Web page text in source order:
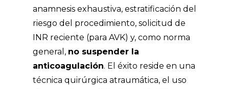
anamnesis exhaustiva, estratificación del
riesgo del procedimiento, solicitud de
INR reciente (para AVK) y, como norma
general, no suspender la
anticoagulación. El éxito reside en una
técnica quirúrgica atraumática, el uso